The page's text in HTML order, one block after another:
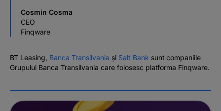
Cosmin Cosma
CEO
Finqware
BT Leasing, Banca Transilvania și Salt Bank sunt companiile
Grupului Banca Transilvania care folosesc platforma Finqware.